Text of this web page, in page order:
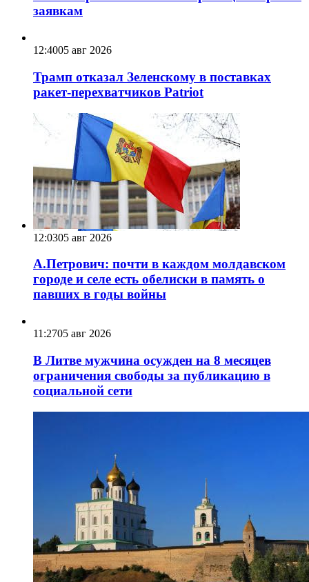
заявкам
12:4005 авг 2026
Трамп отказал Зеленскому в поставках
ракет-перехватчиков Patriot
12:0305 авг 2026
А.Петрович: почти в каждом молдавском
городе и селе есть обелиски в память о
павших в годы войны
11:2705 авг 2026
В Литве мужчина осужден на 8 месяцев
ограничения свободы за публикацию в
социальной сети